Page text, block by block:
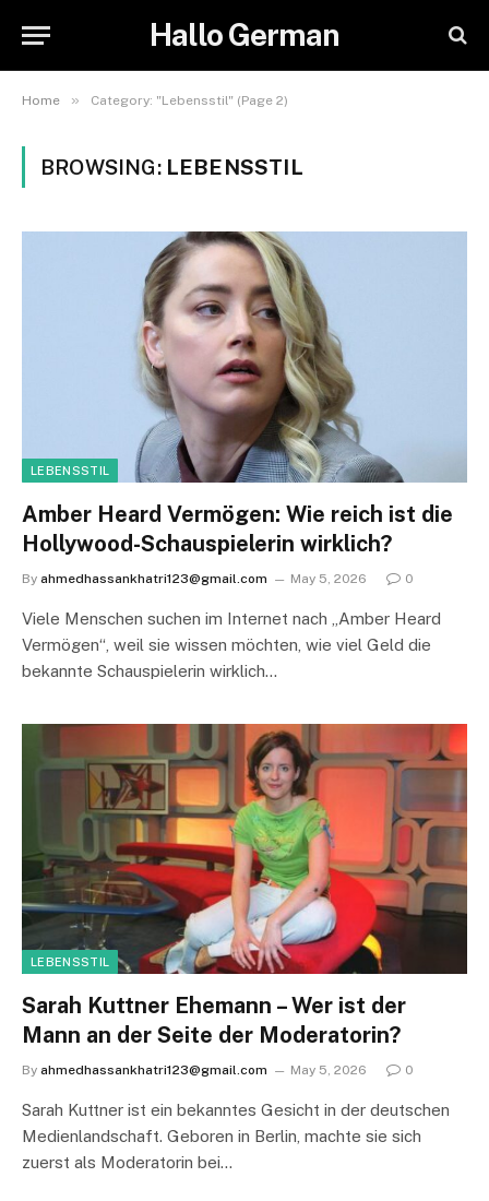
Hallo German
Home » Category: "Lebensstil" (Page 2)
BROWSING: LEBENSSTIL
LEBENSSTIL
Amber Heard Vermögen: Wie reich ist die
Hollywood-Schauspielerin wirklich?
By ahmedhassankhatri123@gmail.com May 5, 2026 0
Viele Menschen suchen im Internet nach „Amber Heard
Vermögen“, weil sie wissen möchten, wie viel Geld die
bekannte Schauspielerin wirklich…
LEBENSSTIL
Sarah Kuttner Ehemann – Wer ist der
Mann an der Seite der Moderatorin?
By ahmedhassankhatri123@gmail.com May 5, 2026 0
Sarah Kuttner ist ein bekanntes Gesicht in der deutschen
Medienlandschaft. Geboren in Berlin, machte sie sich
zuerst als Moderatorin bei…